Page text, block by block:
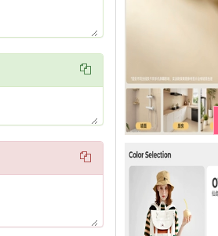

